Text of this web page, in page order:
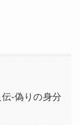
-偽りの身分